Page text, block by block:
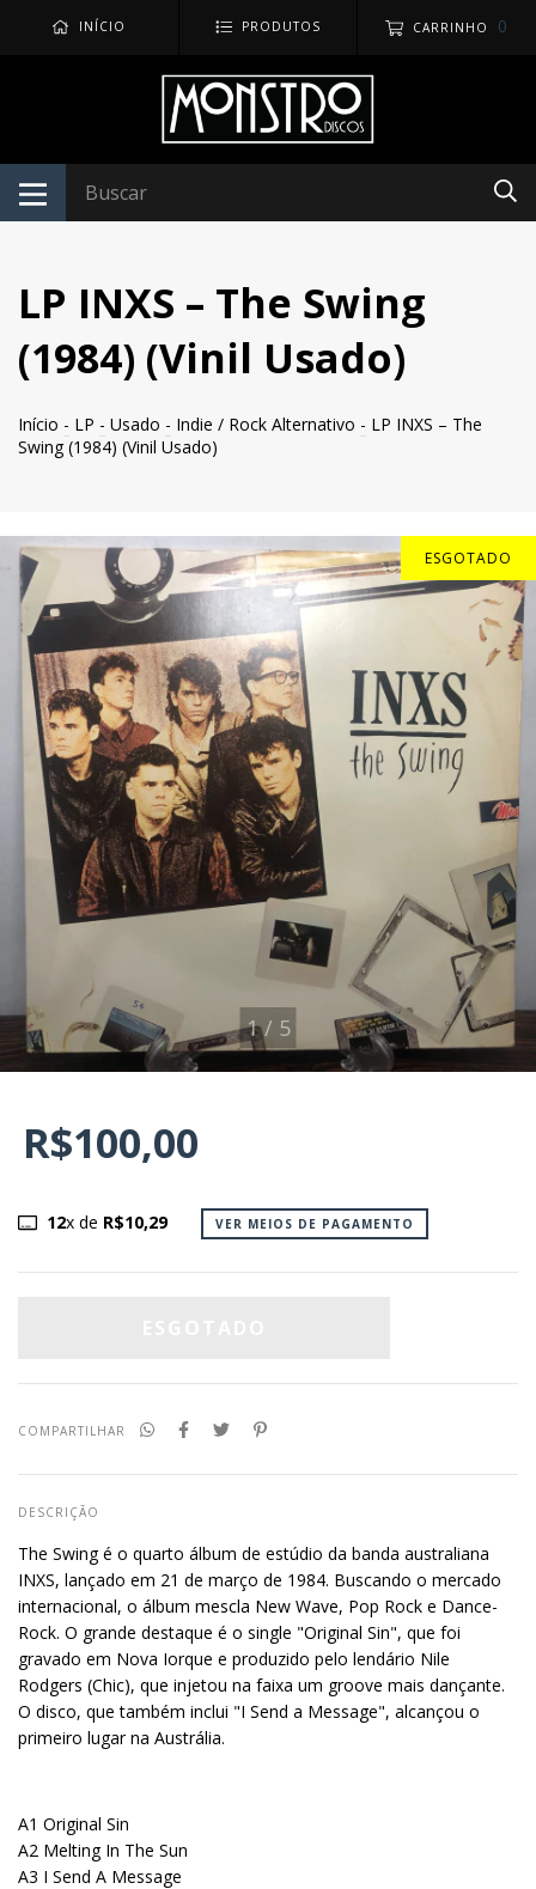
INÍCIO PRODUTOS CARRINHO 0
LP INXS – The Swing
(1984) (Vinil Usado)
Início - LP - Usado - Indie / Rock Alternativo - LP INXS – The
Swing (1984) (Vinil Usado)
ESGOTADO
1/ 5
R$100,00
12x de R$10,29 VER MEIOS DE PAGAMENTO
COMPARTILHAR
DESCRIÇÃO
The Swing é o quarto álbum de estúdio da banda australiana
INXS, lançado em 21 de março de 1984. Buscando o mercado
internacional, o álbum mescla New Wave, Pop Rock e Dance-
Rock. O grande destaque é o single "Original Sin", que foi
gravado em Nova Iorque e produzido pelo lendário Nile
Rodgers (Chic), que injetou na faixa um groove mais dançante.
O disco, que também inclui "I Send a Message", alcançou o
primeiro lugar na Austrália.
A1 Original Sin
A2 Melting In The Sun
A3 I Send A Message